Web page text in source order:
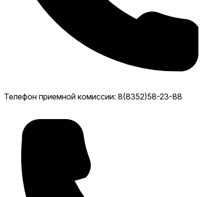
Телефон приемной комиссии: 8(8352)58-23-88